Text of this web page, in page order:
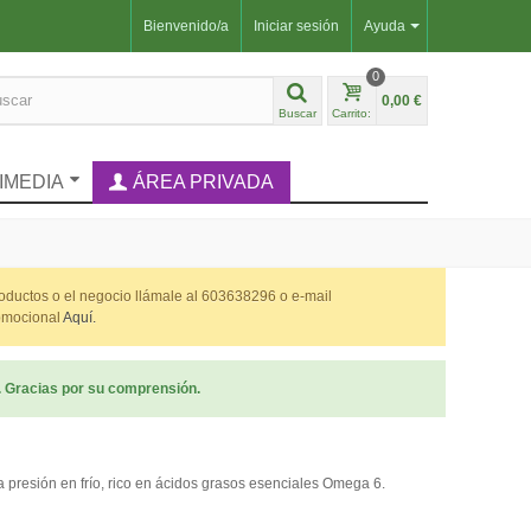
Ayuda
Bienvenido/a Iniciar sesión
Buscar Carrito:
0
0,00 €
ÁREA PRIVADA
o el negocio llámale al 603638296 o e-mail
Aquí.
por su comprensión.
en frío, rico en ácidos grasos esenciales Omega 6.